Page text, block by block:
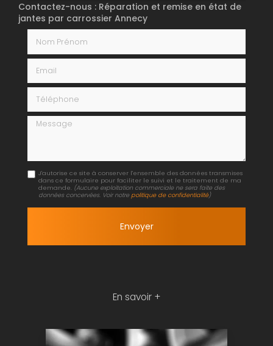
Contactez-nous : Réparation et remise en état de
jantes par carrossier Annecy
Message
J'autorise ce site à conserver l'ensemble des données transmises
dans ce formulaire pour faciliter le suivi et le traitement de ma
demande. (Aucune exploitation commerciale ne sera faite des
données concervées. Voir notrepolitique de confidentialité)
En savoir +